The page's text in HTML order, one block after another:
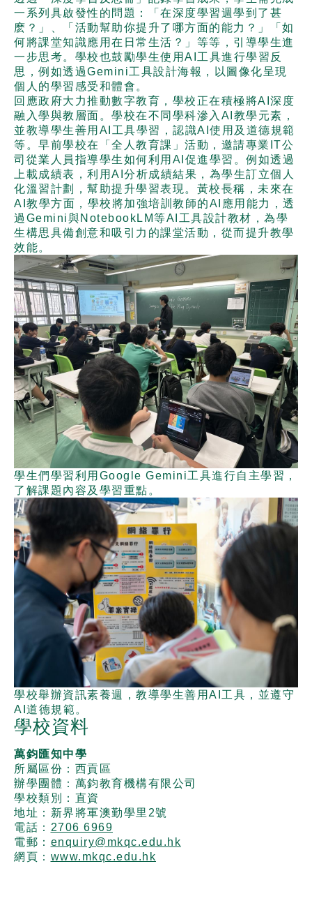
一系列具啟發性的問題：「在深度學習週學到了甚
麽？」、「活動幫助你提升了哪方面的能力？」「如
何將課堂知識應用在日常生活？」等等，引導學生進
一步思考。學校也鼓勵學生使用AI工具進行學習反
思，例如透過Gemini工具設計海報，以圖像化呈現
個人的學習感受和體會。
回應政府大力推動數字教育，學校正在積極將AI深度
融入學與教層面。學校在不同學科滲入AI教學元素，
並教導學生善用AI工具學習，認識AI使用及道德規範
等。早前學校在「全人教育課」活動，邀請專業IT公
司從業人員指導學生如何利用AI促進學習。例如透過
上載成績表，利用AI分析成績結果，為學生訂立個人
化溫習計劃，幫助提升學習表現。黃校長稱，未來在
AI教學方面，學校將加強培訓教師的AI應用能力，透
過Gemini與NotebookLM等AI工具設計教材，為學
生構思具備創意和吸引力的課堂活動，從而提升教學
效能。
學生們學習利用Google Gemini工具進行自主學習，
了解課題內容及學習重點。
學校舉辦資訊素養週，教導學生善用AI工具，並遵守
AI道德規範。
學校資料
萬鈞匯知中學
所屬區份：西貢區
辦學團體：萬鈞教育機構有限公司
學校類別：直資
地址：新界將軍澳勤學里2號
電話： 2706 6969
電郵： enquiry@mkqc.edu.hk
網頁： www.mkqc.edu.hk